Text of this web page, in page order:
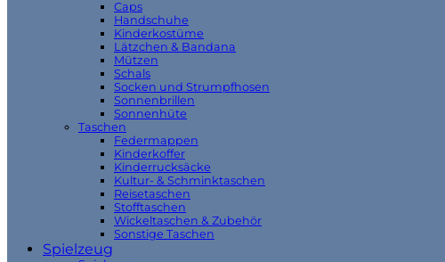
Caps
Handschuhe
Kinderkostüme
Lätzchen & Bandana
Mützen
Schals
Socken und Strumpfhosen
Sonnenbrillen
Sonnenhüte
Taschen
Federmappen
Kinderkoffer
Kinderrucksäcke
Kultur- & Schminktaschen
Reisetaschen
Stofftaschen
Wickeltaschen & Zubehör
Sonstige Taschen
Spielzeug